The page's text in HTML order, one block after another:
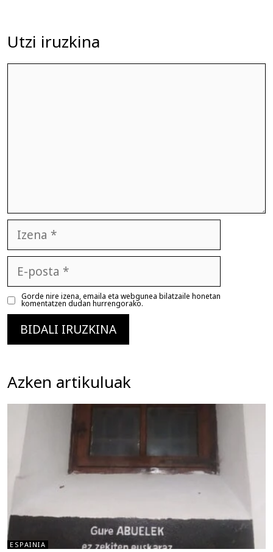
Utzi iruzkina
posta
Gorde nire izena, emaila eta webgunea bilatzaile honetan
komentatzen dudan hurrengorako.
Azken artikuluak
ESPAINIA